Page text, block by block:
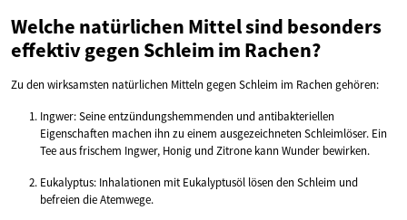
Welche natürlichen Mittel sind besonders
effektiv gegen Schleim im Rachen?
Zu den wirksamsten natürlichen Mitteln gegen Schleim im Rachen gehören:
Ingwer: Seine entzündungshemmenden und antibakteriellen
Eigenschaften machen ihn zu einem ausgezeichneten Schleimlöser. Ein
Tee aus frischem Ingwer, Honig und Zitrone kann Wunder bewirken.
Eukalyptus: Inhalationen mit Eukalyptusöl lösen den Schleim und
befreien die Atemwege.